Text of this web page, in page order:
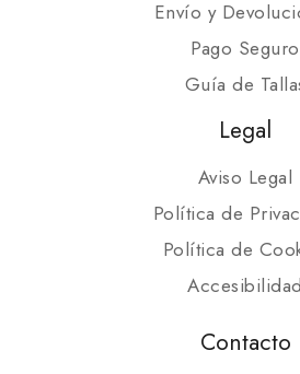
Envío y
Pago Seguro
Guía de
Legal
Aviso Legal
Política de
Política de
Accesibilidad
Contacto